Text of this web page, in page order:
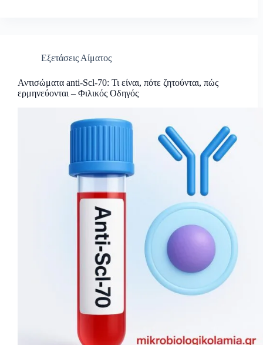
Εξετάσεις Αίματος
Αντισώματα anti-Scl-70: Τι είναι, πότε ζητούνται, πώς
ερμηνεύονται – Φιλικός Οδηγός